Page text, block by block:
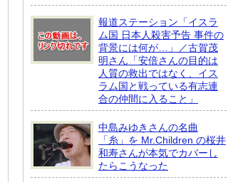
報道ステーション「イスラ
ム国 日本人殺害予告 事件の
背景には何が…」／古賀茂
明さん「安倍さんの目的は
人質の救出ではなく、イス
ラム国と戦っている有志連
合の仲間に入ること」
中島みゆきさんの名曲
「糸」を Mr.Children の桜井
和寿さんが本気でカバーし
たらこうなった